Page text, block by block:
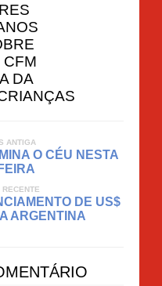
CFM
DA
ANTIGA
O CÉU NESTA
DE US$
ARGENTINA